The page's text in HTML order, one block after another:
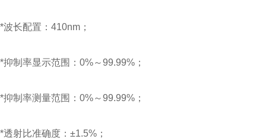
*波长配置：410nm；
*抑制率显示范围：0%～99.99%；
*抑制率测量范围：0%～99.99%；
*透射比准确度：±1.5%；